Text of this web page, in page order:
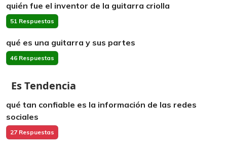
quién fue el inventor de la guitarra criolla
51 Respuestas
qué es una guitarra y sus partes
46 Respuestas
Es Tendencia
qué tan confiable es la información de las redes
sociales
27 Respuestas